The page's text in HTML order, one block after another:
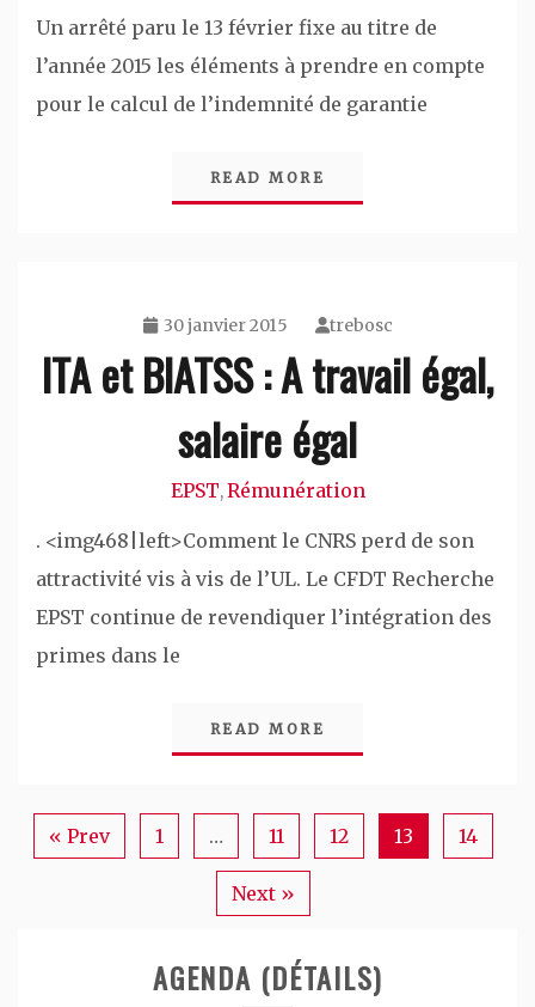
Un arrêté paru le 13 février fixe au titre de
l’année 2015 les éléments à prendre en compte
pour le calcul de l’indemnité de garantie
READ MORE
30 janvier 2015 trebosc
ITA et BIATSS : A travail égal,
salaire égal
EPST,Rémunération
. <img468|left>Comment le CNRS perd de son
attractivité vis à vis de l’UL. Le CFDT Recherche
EPST continue de revendiquer l’intégration des
primes dans le
READ MORE
« Prev 1 … 11 12 13 14
Next »
AGENDA (DÉTAILS)